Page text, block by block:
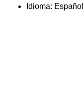
Idioma: Español